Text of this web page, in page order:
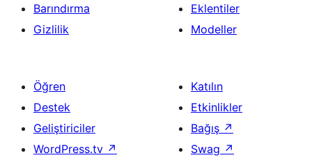
Barındırma
Gizlilik
Eklentiler
Modeller
Öğren
Destek
Geliştiriciler
WordPress.tv ↗
Katılın
Etkinlikler
Bağış ↗
Swag ↗